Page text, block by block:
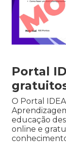
Portal
O Portal
educação
online e